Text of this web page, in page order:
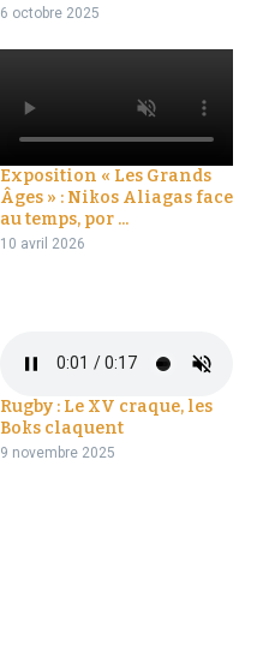
6 octobre 2025
Exposition « Les Grands
Âges » : Nikos Aliagas face
au temps, por ...
10 avril 2026
Rugby : Le XV craque, les
Boks claquent
9 novembre 2025